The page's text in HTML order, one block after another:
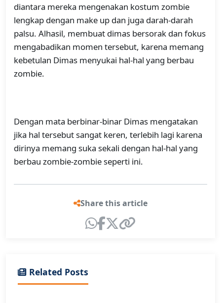
diantara mereka mengenakan kostum zombie
lengkap dengan make up dan juga darah-darah
palsu. Alhasil, membuat dimas bersorak dan fokus
mengabadikan momen tersebut, karena memang
kebetulan Dimas menyukai hal-hal yang berbau
zombie.
Dengan mata berbinar-binar Dimas mengatakan
jika hal tersebut sangat keren, terlebih lagi karena
dirinya memang suka sekali dengan hal-hal yang
berbau zombie-zombie seperti ini.
Share this article
Related Posts